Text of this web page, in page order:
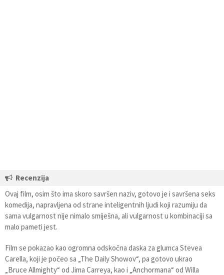
Recenzija
Ovaj film, osim što ima skoro savršen naziv, gotovo je i savršena seks
komedija, napravljena od strane inteligentnih ljudi koji razumiju da
sama vulgarnost nije nimalo smiješna, ali vulgarnost u kombinaciji sa
malo pameti jest.
Film se pokazao kao ogromna odskočna daska za glumca Stevea
Carella, koji je počeo sa „The Daily Showov“, pa gotovo ukrao
„Bruce Allmighty“ od Jima Carreya, kao i „Anchormana“ od Willa